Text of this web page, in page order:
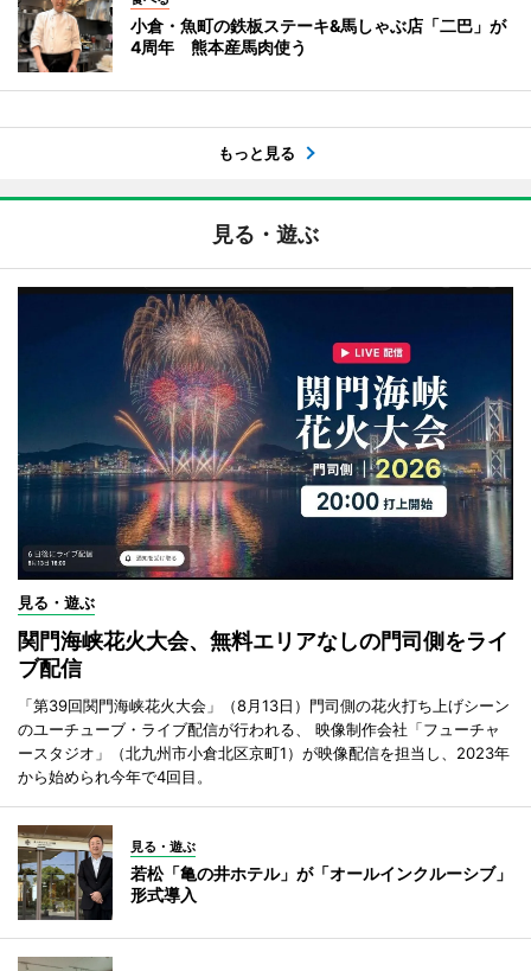
小倉・魚町の鉄板ステーキ&馬しゃぶ店「二巴」が
4周年 熊本産馬肉使う
もっと見る
見る・遊ぶ
見る・遊ぶ
関門海峡花火大会、無料エリアなしの門司側をライ
ブ配信
「第39回関門海峡花火大会」（8月13日）門司側の花火打ち上げシーン
のユーチューブ・ライブ配信が行われる、 映像制作会社「フューチャ
ースタジオ」（北九州市小倉北区京町1）が映像配信を担当し、2023年
から始められ今年で4回目。
見る・遊ぶ
若松「亀の井ホテル」が「オールインクルーシブ」
形式導入